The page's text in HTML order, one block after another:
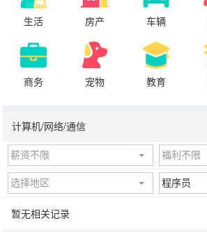
生活 房产 车辆
商务 宠物 教育
计算机/网络/通信
薪资不限 福利不限
选择地区 程序员
暂无相关记录